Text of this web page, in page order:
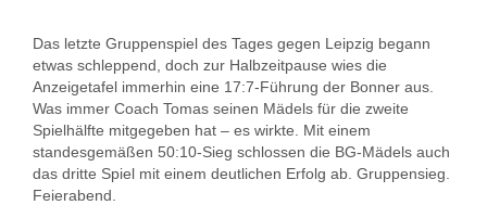
Das letzte Gruppenspiel des Tages gegen Leipzig begann
etwas schleppend, doch zur Halbzeitpause wies die
Anzeigetafel immerhin eine 17:7-Führung der Bonner aus.
Was immer Coach Tomas seinen Mädels für die zweite
Spielhälfte mitgegeben hat – es wirkte. Mit einem
standesgemäßen 50:10-Sieg schlossen die BG-Mädels auch
das dritte Spiel mit einem deutlichen Erfolg ab. Gruppensieg.
Feierabend.